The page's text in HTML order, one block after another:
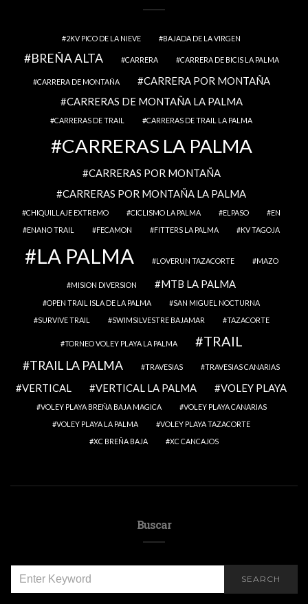
2KV PICO DE LA NIEVE BAJADA DE LA VIRGEN
BREÑA ALTA CARRERA CARRERA DE BICIS LA PALMA
CARRERA DE MONTAÑA
CARRERA POR MONTAÑA
CARRERAS DE MONTAÑA LA PALMA
CARRERAS DE TRAIL CARRERAS DE TRAIL LA PALMA
CARRERAS LA PALMA
CARRERAS POR MONTAÑA
CARRERAS POR MONTAÑA LA PALMA
CHIQUILLAJE EXTREMO CICLISMO LA PALMA ELPASO
EN
ENANO TRAIL
FECAMON FITTERS LA PALMA KV TAGOJA
LA PALMA LOVERUN TAZACORTE MAZO
MISION DIVERSION MTB LA PALMA
OPEN TRAIL ISLA DE LA PALMA
SAN MIGUEL NOCTURNA
SURVIVE TRAIL
SWIMSILVESTRE BAJAMAR TAZACORTE
TORNEO VOLEY PLAYA LA PALMA TRAIL
TRAIL LA PALMA TRAVESIAS TRAVESIAS CANARIAS
VERTICAL VERTICAL LA PALMA VOLEY PLAYA
VOLEY PLAYA BREÑA BAJA MAGICA
VOLEY PLAYA CANARIAS
VOLEY PLAYA LA PALMA
VOLEY PLAYA TAZACORTE
XC BREÑA BAJA
XC CANCAJOS
Buscar
FOR:
SEARCH